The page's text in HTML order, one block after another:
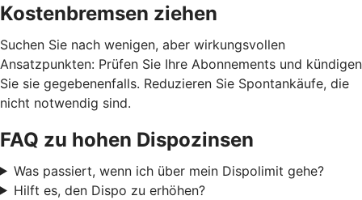
Kostenbremsen ziehen
Suchen Sie nach wenigen, aber wirkungsvollen
Ansatzpunkten: Prüfen Sie Ihre Abonnements und kündigen
Sie sie gegebenenfalls. Reduzieren Sie Spontankäufe, die
nicht notwendig sind.
FAQ zu hohen Dispozinsen
Was passiert, wenn ich über mein Dispolimit gehe?
Hilft es, den Dispo zu erhöhen?